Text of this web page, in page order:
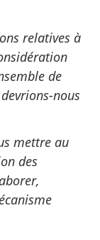
relatives à
de
nous
mettre au
des